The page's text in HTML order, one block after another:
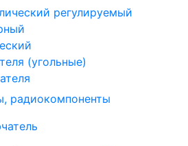
регулируемый
(угольные)
радиокомпоненты